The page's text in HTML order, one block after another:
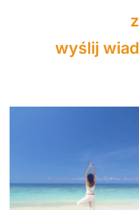
wyślij